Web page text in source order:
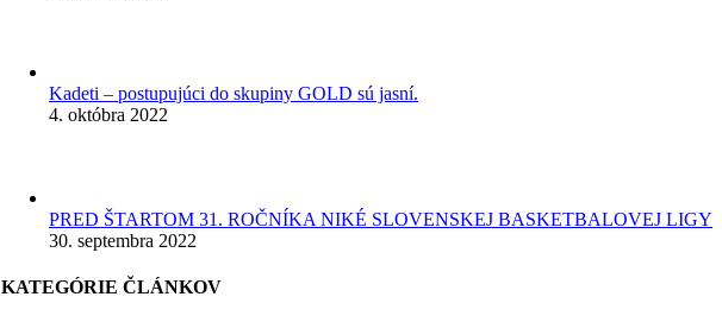
Kadeti – postupujúci do skupiny GOLD sú jasní.
4. októbra 2022
PRED ŠTARTOM 31. ROČNÍKA NIKÉ SLOVENSKEJ BASKETBALOVEJ LIGY
30. septembra 2022
KATEGÓRIE ČLÁNKOV